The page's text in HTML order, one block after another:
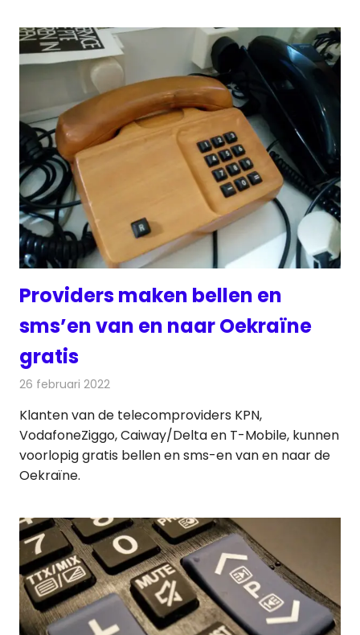
Providers maken bellen en
sms’en van en naar Oekraïne
gratis
26 februari 2022
Klanten van de telecomproviders KPN,
VodafoneZiggo, Caiway/Delta en T-Mobile, kunnen
voorlopig gratis bellen en sms-en van en naar de
Oekraïne.